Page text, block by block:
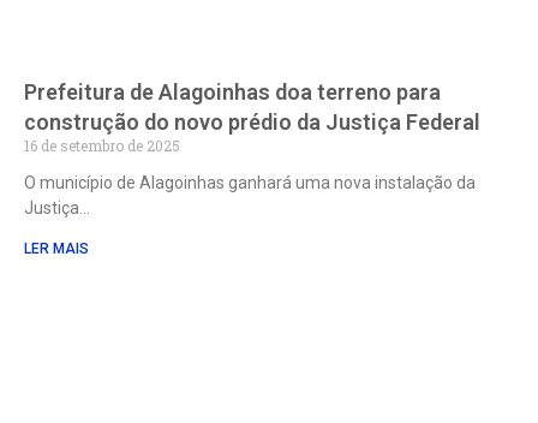
Prefeitura de Alagoinhas doa terreno para
construção do novo prédio da Justiça Federal
16 de setembro de 2025
O município de Alagoinhas ganhará uma nova instalação da
Justiça
LER MAIS